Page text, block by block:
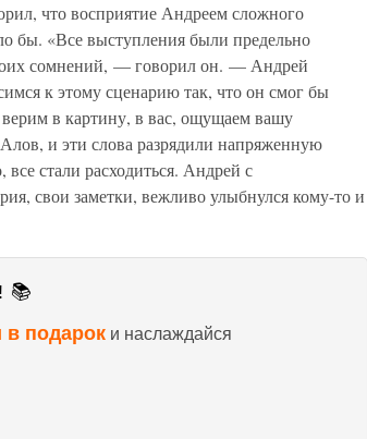
что восприятие Андреем сложного
бы. «Все выступления были предельно
сомнений, — говорил он. — Андрей
к этому сценарию так, что он смог бы
в картину, в вас, ощущаем вашу
и эти слова разрядили напряженную
стали расходиться. Андрей с
свои заметки, вежливо улыбнулся кому-то и
📚
в подарок и наслаждайся